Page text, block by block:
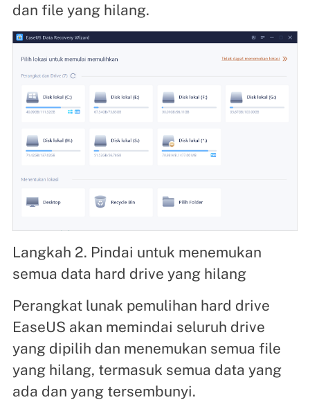
dan file yang hilang.
Langkah 2. Pindai untuk menemukan
semua data hard drive yang hilang
Perangkat lunak pemulihan hard drive
EaseUS akan memindai seluruh drive
yang dipilih dan menemukan semua file
yang hilang, termasuk semua data yang
ada dan yang tersembunyi.